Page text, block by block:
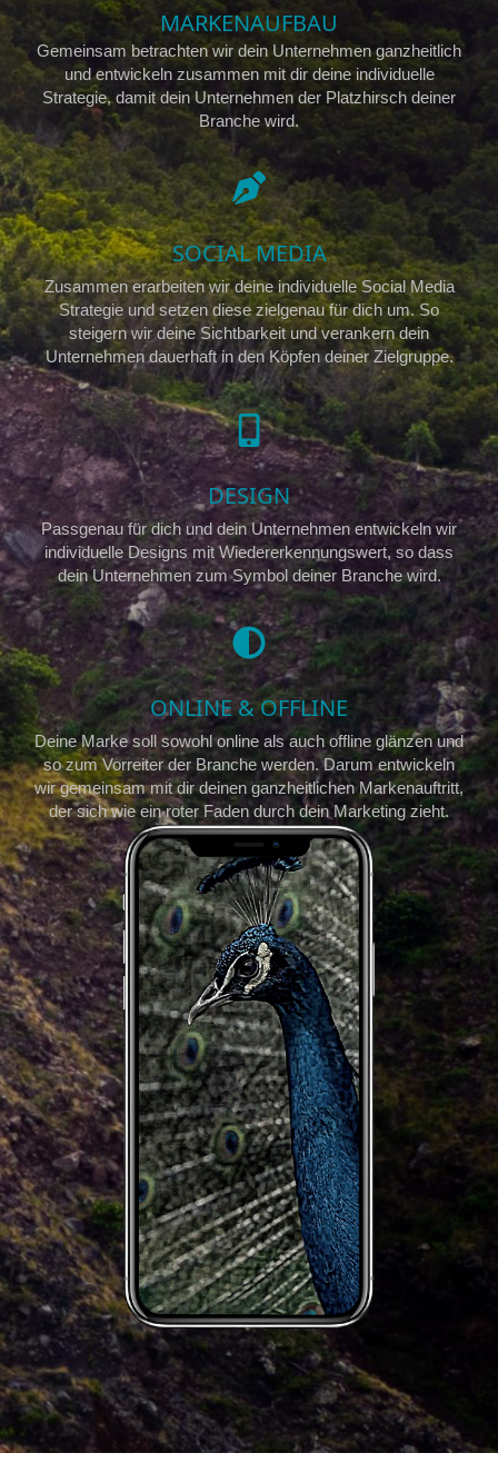
MARKENAUFBAU
Gemeinsam betrachten wir dein Unternehmen ganzheitlich
und entwickeln zusammen mit dir deine individuelle
Strategie, damit dein Unternehmen der Platzhirsch deiner
Branche wird.
SOCIAL MEDIA
Zusammen erarbeiten wir deine individuelle Social Media
Strategie und setzen diese zielgenau für dich um. So
steigern wir deine Sichtbarkeit und verankern dein
Unternehmen dauerhaft in den Köpfen deiner Zielgruppe.
DESIGN
Passgenau für dich und dein Unternehmen entwickeln wir
individuelle Designs mit Wiedererkennungswert, so dass
dein Unternehmen zum Symbol deiner Branche wird.
ONLINE & OFFLINE
Deine Marke soll sowohl online als auch offline glänzen und
so zum Vorreiter der Branche werden. Darum entwickeln
wir gemeinsam mit dir deinen ganzheitlichen Markenauftritt,
der sich wie ein roter Faden durch dein Marketing zieht.